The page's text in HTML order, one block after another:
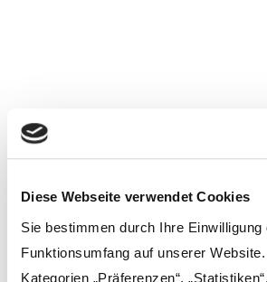
Diese Webseite verwendet Cookies
Sie bestimmen durch Ihre Einwilligung
Funktionsumfang auf unserer
Kategorien „Präferenzen“,